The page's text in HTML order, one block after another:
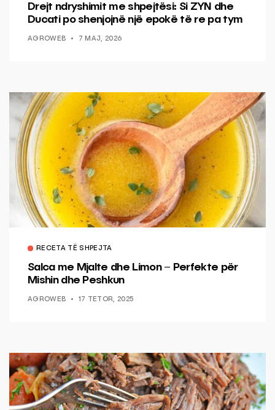
Drejt ndryshimit me shpejtësi: Si ZYN dhe
Ducati po shenjojnë një epokë të re pa tym
AGROWEB 7 MAJ, 2026
RECETA TË SHPEJTA
Salca me Mjalte dhe Limon – Perfekte për
Mishin dhe Peshkun
AGROWEB 17 TETOR, 2025